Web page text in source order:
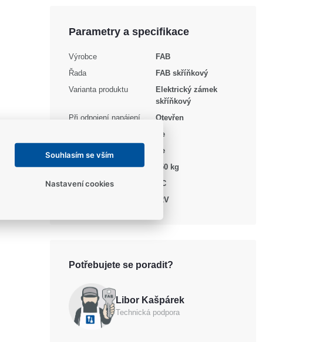
Parametry a specifikace
Výrobce
FAB
Řada
FAB skříňkový
Varianta produktu
Elektrický zámek
skříňkový
Při odpojení napájení
Otevřen
Ne
Signalizace
Ne
Odolnost proti vloupání
150 kg
AC/DC
DC
12V
Potřebujete se poradit?
Libor Kašpárek
Technická podpora
Souhlasím se vším
Nastavení cookies